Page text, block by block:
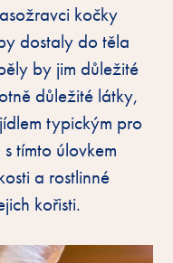
kočky
dostaly do těla
by jim důležité
důležité látky,
typickým pro
tímto úlovkem
a rostlinné
kořisti.